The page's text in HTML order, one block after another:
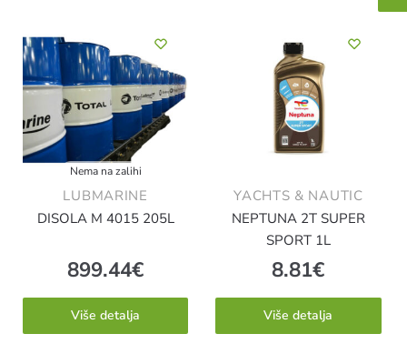
Nema na zalihi
LUBMARINE
DISOLA M 4015 205L
899.44€
Više detalja
YACHTS & NAUTIC
NEPTUNA 2T SUPER
SPORT 1L
8.81€
Više detalja